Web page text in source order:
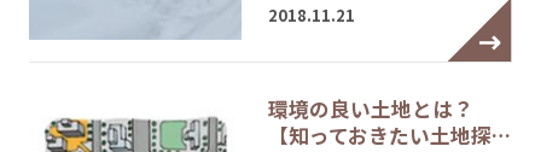
2018.11.21
環境の良い土地とは？
【知っておきたい土地探…